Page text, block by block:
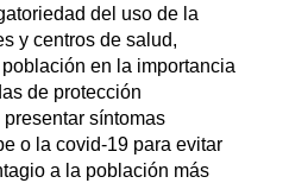
del uso de la
y centros de salud,
en la importancia
de protección
síntomas
o la covid-19 para evitar
a la población más